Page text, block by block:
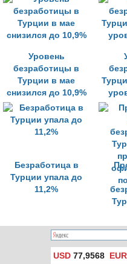
с
Уровень
безработицы в
Турции в мае
снизился до 10,9%
Безработица в
Турции упала до
11,2%
USD 77,9568 EUR